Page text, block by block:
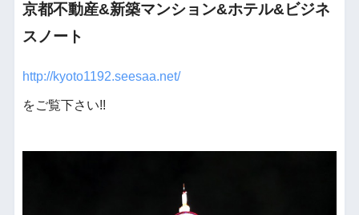
京都不動産&新築マンション&ホテル&ビジネ
スノート
http://kyoto1192.seesaa.net/
をご覧下さい!!